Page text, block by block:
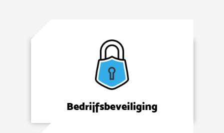
Bedrijfsbeveiliging